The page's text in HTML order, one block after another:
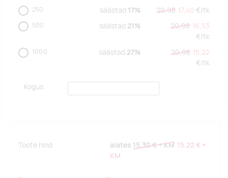
250 säästad 17% 20,98 17,40 €/tk
500 säästad 21% 20,98 16,53
€/tk
1000 säästad 27% 20,98 15,22
€/tk
Kogus
Toote hind alates 15,30 €+ KM 15,22 € +
KM